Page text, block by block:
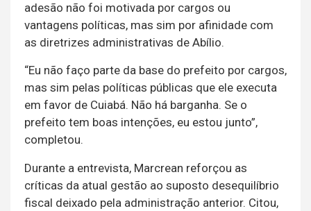
adesão não foi motivada por cargos ou
vantagens políticas, mas sim por afinidade com
as diretrizes administrativas de Abílio.
“Eu não faço parte da base do prefeito por cargos,
mas sim pelas políticas públicas que ele executa
em favor de Cuiabá. Não há barganha. Se o
prefeito tem boas intenções, eu estou junto”,
completou.
Durante a entrevista, Marcrean reforçou as
críticas da atual gestão ao suposto desequilíbrio
fiscal deixado pela administração anterior. Citou,